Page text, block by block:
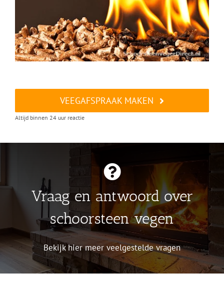
VEEGAFSPRAAK MAKEN
Altijd binnen 24 uur reactie
Vraag en antwoord over
schoorsteen vegen
Bekijk hier meer veelgestelde vragen